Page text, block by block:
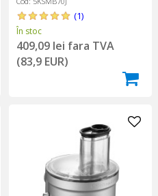
(1)
În stoc
409,09 lei fara TVA
(83,9 EUR)